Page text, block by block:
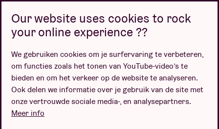
Privacybeleid Cookiebeleid
Verkoopsvoorwaarden
Design door
Our website uses cookies to rock
your online experience ??
We gebruiken cookies om je surfervaring te verbeteren,
om functies zoals het tonen van YouTube-video’s te
bieden en om het verkeer op de website te analyseren.
Ook delen we informatie over je gebruik van de site met
onze vertrouwde sociale media-, en analysepartners.
Meer info